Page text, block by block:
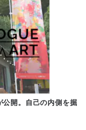
公開。自己の内側を掘